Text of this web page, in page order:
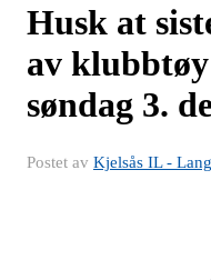
Husk at
av
søndag 3.
Postet av Kjelsås IL -